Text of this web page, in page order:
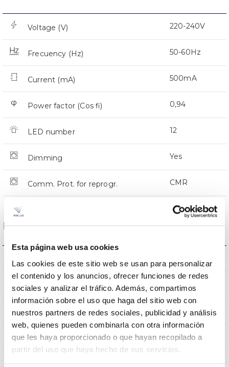
Esta página web usa cookies
Las cookies de este sitio web se usan para personalizar
el contenido y los anuncios, ofrecer funciones de redes
sociales y analizar el tráfico. Además, compartimos
información sobre el uso que haga del sitio web con
nuestros partners de redes sociales, publicidad y análisis
web, quienes pueden combinarla con otra información
que les haya proporcionado o que hayan recopilado a
partir del uso que haya hecho de sus servicios.
Voltage (V) 220-240V
Frecuency (Hz) 50-60Hz
Current (mA) 500mA
Power factor (Cos fi) 0,94
LED number 12
Dimming Yes
Comm. Prot. for reprogr. CMR
Dimensions and Mounting
Mounting
Wind Resistance 0,231m2
Weight 9Kg
Measures 620x295x145mm